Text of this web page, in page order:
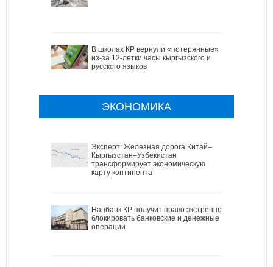
В школах КР вернули «потерянные»
из-за 12-летки часы кыргызского и
русского языков
ЭКОНОМИКА
Эксперт: Железная дорога Китай–
Кыргызстан–Узбекистан
трансформирует экономическую
карту континента
Нацбанк КР получит право экстренно
блокировать банковские и денежные
операции